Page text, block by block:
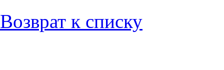
Возврат к списку